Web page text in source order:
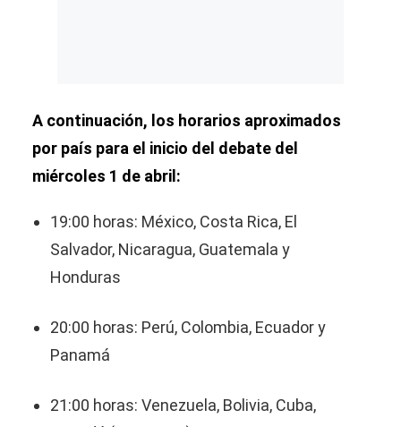
A continuación, los horarios aproximados
por país para el inicio del debate del
miércoles 1 de abril:
19:00 horas: México, Costa Rica, El
Salvador, Nicaragua, Guatemala y
Honduras
20:00 horas: Perú, Colombia, Ecuador y
Panamá
21:00 horas: Venezuela, Bolivia, Cuba,